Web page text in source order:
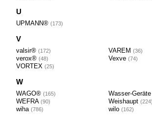
U
UPMANN® 173
V
valsir® 172 VAREM 36
verox® 48 Vexve 74
VORTEX 25
W
WAGO® 165 Wasser-Geräte
WEFRA 90 Weishaupt 224
wiha 786 wilo 162